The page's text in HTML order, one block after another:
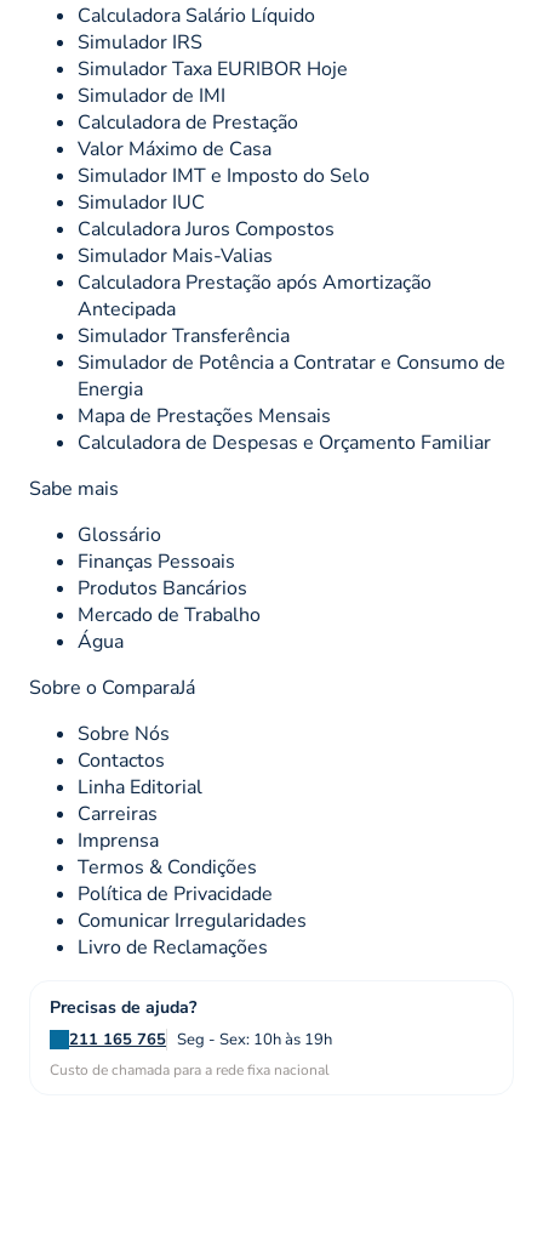
Calculadora Salário Líquido
Simulador IRS
Simulador Taxa EURIBOR Hoje
Simulador de IMI
Calculadora de Prestação
Valor Máximo de Casa
Simulador IMT e Imposto do Selo
Simulador IUC
Calculadora Juros Compostos
Simulador Mais-Valias
Calculadora Prestação após Amortização
Antecipada
Simulador Transferência
Simulador de Potência a Contratar e Consumo de
Energia
Mapa de Prestações Mensais
Calculadora de Despesas e Orçamento Familiar
Sabe mais
Glossário
Finanças Pessoais
Produtos Bancários
Mercado de Trabalho
Água
Sobre o ComparaJá
Sobre Nós
Contactos
Linha Editorial
Carreiras
Imprensa
Termos & Condições
Política de Privacidade
Comunicar Irregularidades
Livro de Reclamações
Precisas de ajuda?
211 165 765 Seg - Sex: 10h às 19h
Custo de chamada para a rede fixa nacional